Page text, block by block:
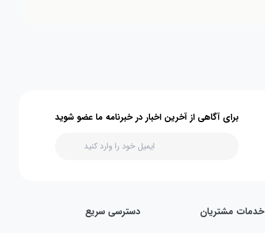
برای آگاهی از آخرین اخبار در خبرنامه ما عضو شوید
خدمات مشتریان دسترسی سریع